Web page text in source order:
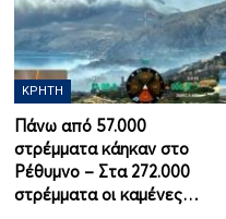
ΚΡΉΤΗ
Πάνω από 57.000
στρέμματα κάηκαν στο
Ρέθυμνο – Στα 272.000
στρέμματα οι καμένες…